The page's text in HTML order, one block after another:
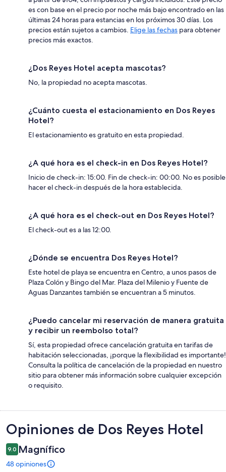
es con base en el precio por noche más bajo encontrado en las
últimas 24 horas para estancias en los próximos 30 días. Los
precios están sujetos a cambios. Elige las fechas para obtener
precios más exactos.
¿Dos Reyes Hotel acepta mascotas?
No, la propiedad no acepta mascotas.
¿Cuánto cuesta el estacionamiento en Dos Reyes
Hotel?
El estacionamiento es gratuito en esta propiedad.
¿A qué hora es el check-in en Dos Reyes Hotel?
Inicio de check-in: 15:00. Fin de check-in: 00:00. No es posible
hacer el check-in después de la hora establecida.
¿A qué hora es el check-out en Dos Reyes Hotel?
El check-out es a las 12:00.
¿Dónde se encuentra Dos Reyes Hotel?
Este hotel de playa se encuentra en Centro, a unos pasos de
Plaza Colón y Bingo del Mar. Plaza del Milenio y Fuente de
Aguas Danzantes también se encuentran a 5 minutos.
¿Puedo cancelar mi reservación de manera gratuita
y recibir un reembolso total?
Sí, esta propiedad ofrece cancelación gratuita en tarifas de
habitación seleccionadas, ¡porque la flexibilidad es importante!
Consulta la política de cancelación de la propiedad en nuestro
sitio para obtener más información sobre cualquier excepción
o requisito.
Opiniones
Opiniones de Dos Reyes Hotel
9.0 Magnífico
48 opiniones